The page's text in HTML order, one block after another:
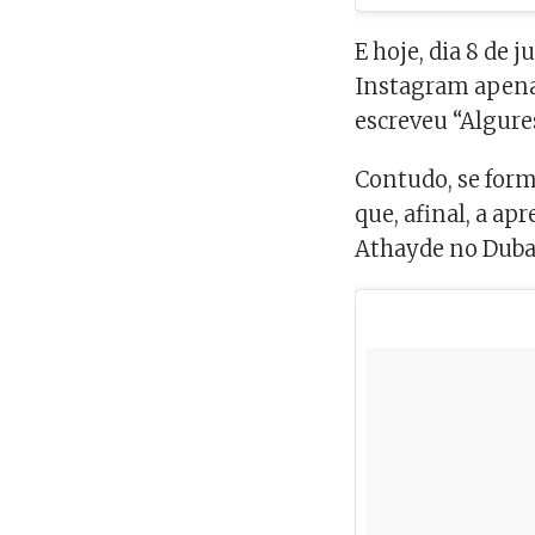
E hoje, dia 8 de
Instagram
escreveu
Contudo, se
que, afinal, a
Athayde no